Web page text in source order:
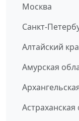
Москва
Санкт-
Алтайский
Амурская
Астраханская